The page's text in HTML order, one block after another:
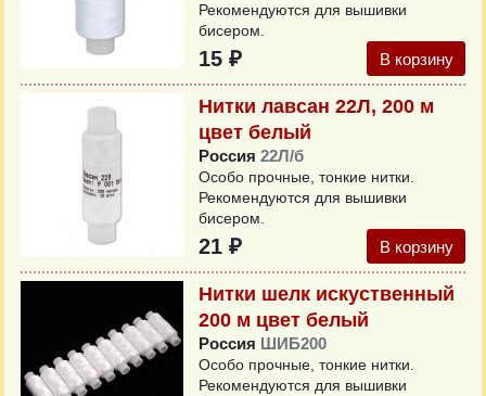
Рекомендуются для вышивки
бисером.
15 ₽ В корзину
Нитки лавсан 22Л, 200 м
цвет белый
Россия 22Л/б
Особо прочные, тонкие нитки.
Рекомендуются для вышивки
бисером.
21 ₽ В корзину
Нитки шелк искуственный
200 м цвет белый
Россия ШИБ200
Особо прочные, тонкие нитки.
Рекомендуются для вышивки